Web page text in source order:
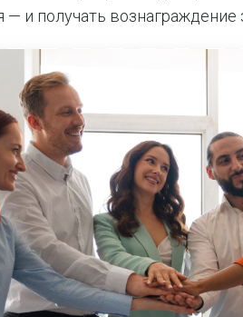
и получать вознаграждение